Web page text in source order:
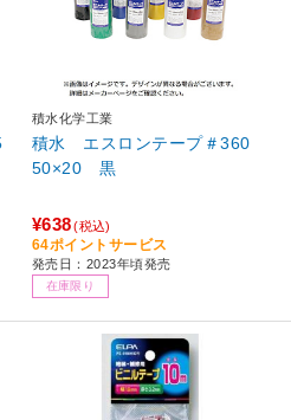
積水化学工業
積水 エスロンテープ＃360
50×20 黒
¥638 (税込)
64ポイントサービス
発売日：2023年頃発売
在庫限り